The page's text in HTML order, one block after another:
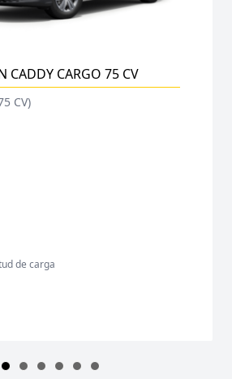
CADDY CARGO 102 CV
(102 CV)
longitud de carga